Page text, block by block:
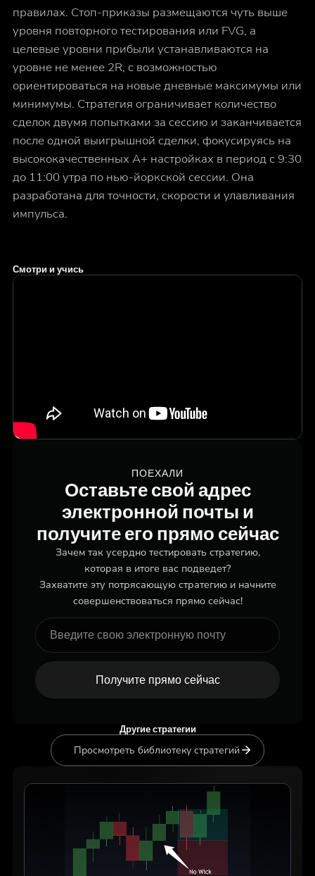
правилах. Стоп-приказы размещаются чуть выше
уровня повторного тестирования или FVG, а
целевые уровни прибыли устанавливаются на
уровне не менее 2R, с возможностью
ориентироваться на новые дневные максимумы или
минимумы. Стратегия ограничивает количество
сделок двумя попытками за сессию и заканчивается
после одной выигрышной сделки, фокусируясь на
высококачественных A+ настройках в период с 9:30
до 11:00 утра по нью-йоркской сессии. Она
разработана для точности, скорости и улавливания
импульса.
Смотри и учись
ПОЕХАЛИ
Оставьте свой адрес
электронной почты и
получите его прямо сейчас
Зачем так усердно тестировать стратегию,
которая в итоге вас подведет?
Захватите эту потрясающую стратегию и начните
совершенствоваться прямо сейчас!
Получите прямо сейчас
Другие стратегии
Просмотреть библиотеку стратегий